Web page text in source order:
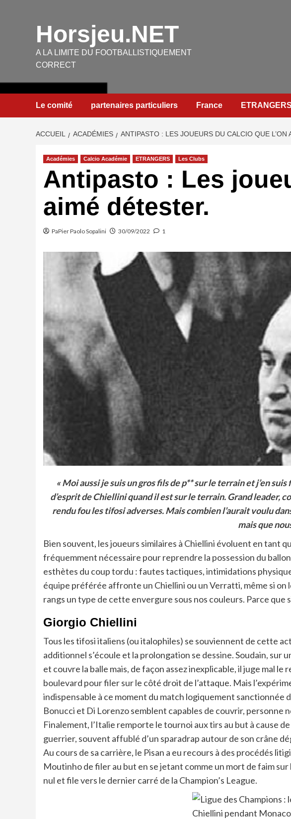
Horsjeu.NET
A LA LIMITE DU FOOTBALLISTIQUEMENT
CORRECT
Le comité partenaires particuliers France ETRANGERS
ACCUEIL ACADÉMIES ANTIPASTO : LES JOUEURS DU CALCIO QUE L’ON
Académies Calcio Académie ETRANGERS Les Clubs
Antipasto : Les
aimé détester.
PaPier Paolo Sopalini 30/09/2022 1
« Moi aussi je suis un gros fils de p** sur le terrain et j’en
d’esprit de Chiellini quand il est sur le terrain. Grand
rendu fou les tifosi adverses. Mais combien l’aurait voulu
mais que
Bien souvent, les joueurs similaires à Chiellini évoluent en tant
fréquemment nécessaire pour reprendre la possession du
esthètes du coup tordu : fautes tactiques, intimidations
équipe préférée affronte un Chiellini ou un Verratti, même si on
rangs un type de cette envergure sous nos couleurs. Parce
Giorgio Chiellini
Tous les tifosi italiens (ou italophiles) se souviennent de cette
additionnel s’écoule et la prolongation se dessine. Soudain,
et couvre la balle mais, de façon assez inexplicable, il juge mal
boulevard pour filer sur le côté droit de l’attaque. Mais
indispensable à ce moment du match logiquement sanctionnée
Bonucci et Di Lorenzo semblent capables de couvrir, personne
Finalement, l’Italie remporte le tournoi aux tirs au but à cause
guerrier, souvent affublé d’un sparadrap autour de son crâne
Au cours de sa carrière, le Pisan a eu recours à des procédés
Moutinho de filer au but en se jetant comme un mort de faim
nul et file vers le dernier carré de la Champion’s League.